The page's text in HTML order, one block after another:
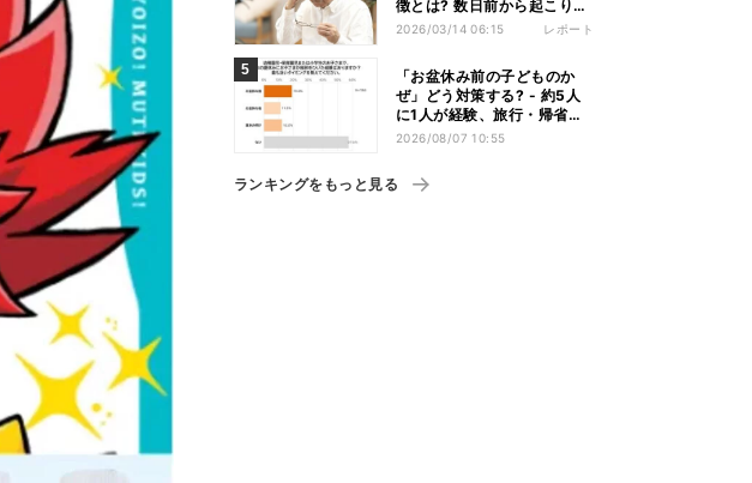
徴とは? 数日前から起こりう
る、5つの「発症前のサイ
2026/03/14 06:15 レポート
「お盆休み前の子どものか
ぜ」どう対策する? - 約5人
に1人が経験、旅行・帰省へ
の影響も
2026/08/07 10:55
ランキングをもっと見る